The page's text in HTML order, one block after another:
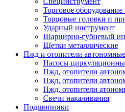
Торговое
Торцовые головки и
Ударный инструмент
Шарнирно-губцевый
Щетки металлические
Пжд и отопители автономные
Насосы
Пжд, отопители
Пжд, отопители
Пжд, отопители
Свечи накаливания
Подшипники